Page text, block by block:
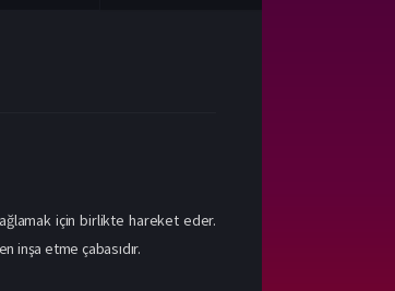
için birlikte hareket eder.
inşa etme çabasıdır.